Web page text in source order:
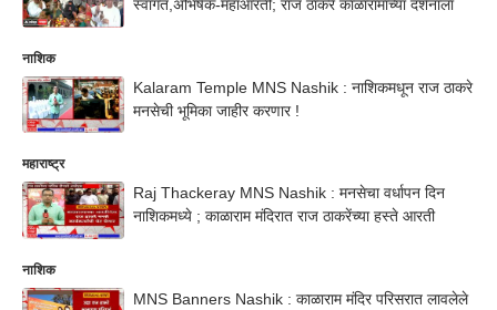
स्वागत,अभिषेक-महाआरती; राज ठाकरे काळारामाच्या दर्शनाला
नाशिक
Kalaram Temple MNS Nashik : नाशिकमधून राज ठाकरे
मनसेची भूमिका जाहीर करणार !
महाराष्ट्र
Raj Thackeray MNS Nashik : मनसेचा वर्धापन दिन
नाशिकमध्ये ; काळाराम मंदिरात राज ठाकरेंच्या हस्ते आरती
नाशिक
MNS Banners Nashik : काळाराम मंदिर परिसरात लावलेले